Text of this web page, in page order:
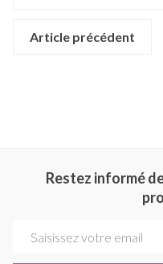
Article précédent
Restez informé